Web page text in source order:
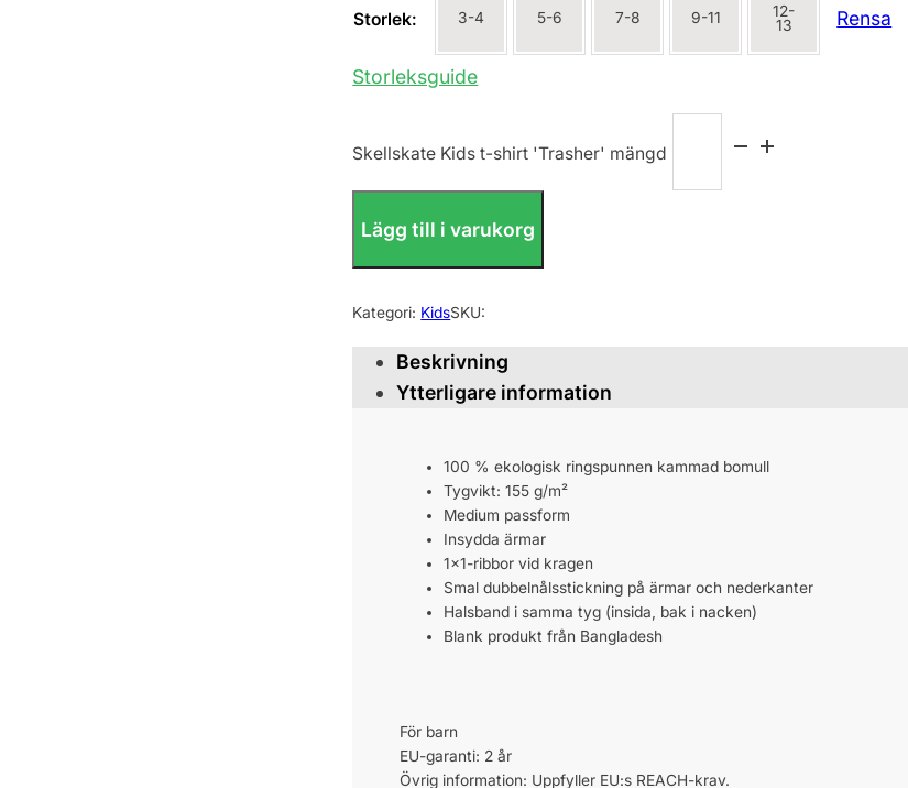
Storlek: 3-4 5-6 7-8 9-11
12-
13
Rensa
Storleksguide
Skellskate Kids t-shirt 'Trasher' mängd
Lägg till i varukorg
Kategori: KidsSKU:
Beskrivning
Ytterligare information
100 % ekologisk ringspunnen kammad bomull
Tygvikt: 155 g/m²
Medium passform
Insydda ärmar
1×1-ribbor vid kragen
Smal dubbelnålsstickning på ärmar och nederkanter
Halsband i samma tyg (insida, bak i nacken)
Blank produkt från Bangladesh
För barn
EU-garanti: 2 år
Övrig information: Uppfyller EU:s REACH-krav.